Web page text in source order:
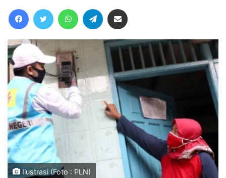
FacebookTwitter WhatsAppTelegram
Ilustrasi (Foto : PLN)